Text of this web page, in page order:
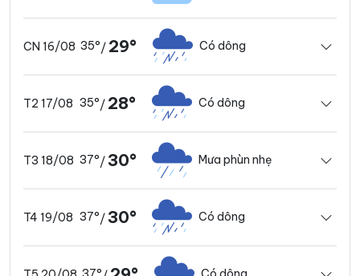
CN 16/08 35°/ 29° Có dông
T2 17/08 35°/ 28° Có dông
T3 18/08 37°/30° Mưa phùn nhẹ
T4 19/08 37°/30° Có dông